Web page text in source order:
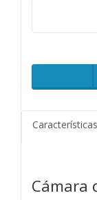
Características
Cámara